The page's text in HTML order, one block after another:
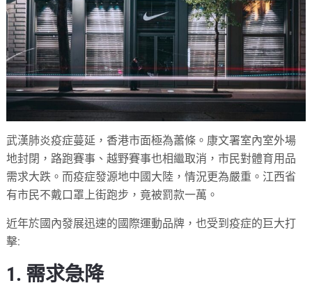
武漢肺炎疫症蔓延，香港市面極為蕭條。康文署室內室外場
地封閉，路跑賽事、越野賽事也相繼取消，市民對體育用品
需求大跌。而疫症發源地中國大陸，情況更為嚴重。江西省
有市民不戴口罩上街跑步，竟被罰款一萬。
近年於國內發展迅速的國際運動品牌，也受到疫症的巨大打
擊:
1. 需求急降